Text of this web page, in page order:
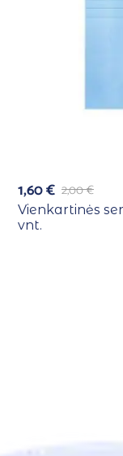
2,00€
1,60€
Vienkartinės
vnt.